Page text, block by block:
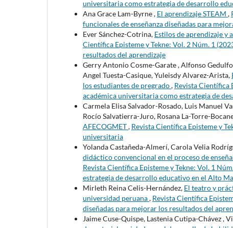
universitaria como estrategia de desarrollo
Ana Grace Lam-Byrne , El aprendizaje STEAM ,
funcionales de enseñanza diseñadas para
Ever Sánchez-Cotrina, Estilos de aprendizaje y
Científica Episteme y Tekne: Vol. 2 Núm. 1
resultados del aprendizaje
Gerry Antonio Cosme-Garate , Alfonso
Angel Tuesta-Casique, Yuleisdy Alvarez-Arista,
los estudiantes de pregrado, Revista Científica
académica universitaria como estrategia de
Carmela Elisa Salvador-Rosado, Luis Manuel
Rocío Salvatierra-Juro, Rosana La-Torre-
AFECOGMET, Revista Científica Episteme y
universitaria
Yolanda Castañeda-Almerí, Carola Velia
didáctico convencional en el proceso de
Revista Científica Episteme y Tekne: Vol. 1
estrategia de desarrollo educativo en el Alto
Mirleth Reina Celis-Hernández, El teatro y
universidad peruana, Revista Científica
diseñadas para mejorar los resultados del
Jaime Cuse-Quispe, Lastenia Cutipa-Chávez ,